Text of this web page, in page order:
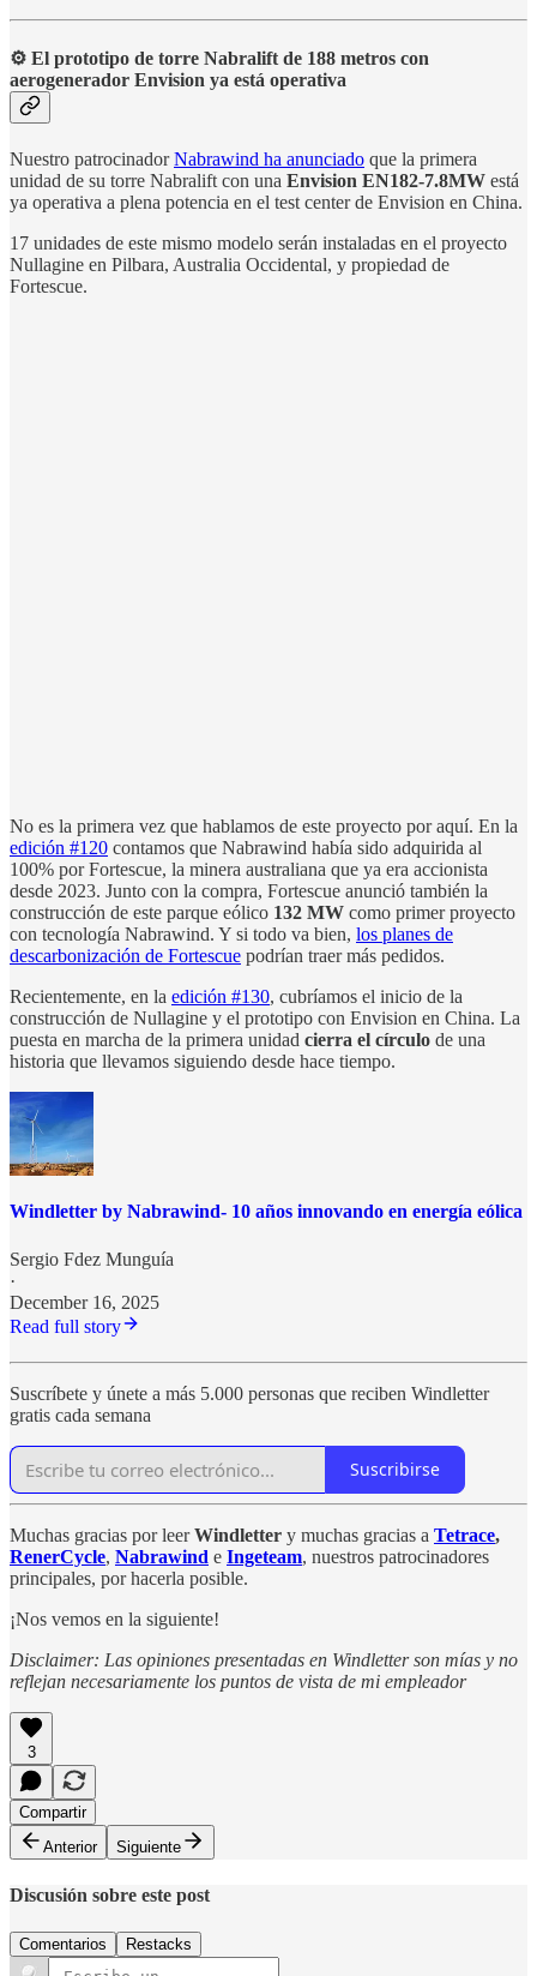
⚙️ El prototipo de torre Nabralift de 188 metros con
aerogenerador Envision ya está operativa
Nuestro patrocinadorNabrawind ha anunciado que la primera
unidad de su torre Nabralift con una Envision EN182-7.8MW está
ya operativa a plena potencia en el test center de Envision en China.
17 unidades de este mismo modelo serán instaladas en el proyecto
Nullagine en Pilbara, Australia Occidental, y propiedad de
Fortescue.
No es la primera vez que hablamos de este proyecto por aquí. En la
edición #120 contamos que Nabrawind había sido adquirida al
100% por Fortescue, la minera australiana que ya era accionista
desde 2023. Junto con la compra, Fortescue anunció también la
construcción de este parque eólico 132 MW como primer proyecto
con tecnología Nabrawind. Y si todo va bien, los planes de
descarbonización de Fortescue podrían traer más pedidos.
Recientemente, en la edición #130, cubríamos el inicio de la
construcción de Nullagine y el prototipo con Envision en China. La
puesta en marcha de la primera unidad cierra el círculo de una
historia que llevamos siguiendo desde hace tiempo.
Windletter by Nabrawind- 10 años innovando en energía eólica
Sergio Fdez Munguía
·
December 16, 2025
Read full story
Suscríbete y únete a más 5.000 personas que reciben Windletter
gratis cada semana
Suscribirse
Muchas gracias por leerWindletter y muchas gracias a Tetrace,
RenerCycle, Nabrawind e Ingeteam, nuestros patrocinadores
principales, por hacerla posible.
¡Nos vemos en la siguiente!
Disclaimer: Las opiniones presentadas en Windletter son mías y no
reflejan necesariamente los puntos de vista de mi empleador
3
Compartir
Anterior
Siguiente
Discusión sobre este post
Comentarios Restacks